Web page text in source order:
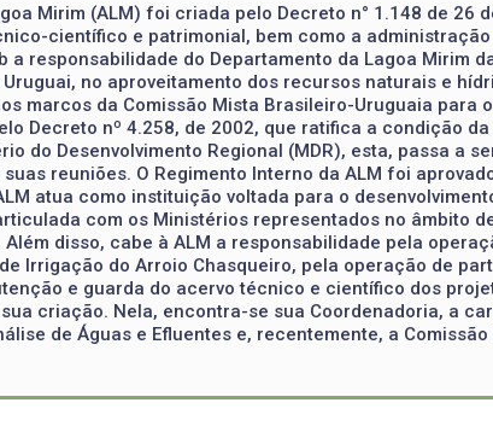
Mirim (ALM) foi criada pelo Decreto n° 1.148 de
científico e patrimonial, bem como a
responsabilidade do Departamento da Lagoa Mirim
Uruguai, no aproveitamento dos recursos naturais e
marcos da Comissão Mista Brasileiro-Uruguaia para
Decreto nº 4.258, de 2002, que ratifica a condição
do Desenvolvimento Regional (MDR), esta, passa a
reuniões. O Regimento Interno da ALM foi
atua como instituição voltada para o
com os Ministérios representados no âmbito
disso, cabe à ALM a responsabilidade pela
Irrigação do Arroio Chasqueiro, pela operação de
e guarda do acervo técnico e científico dos
criação. Nela, encontra-se sua Coordenadoria, a
de Águas e Efluentes e, recentemente, a